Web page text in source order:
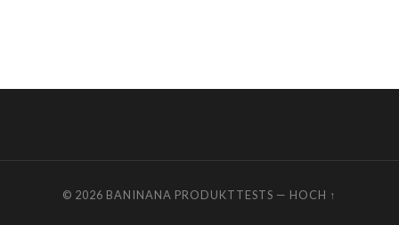
© 2026 BANINANA PRODUKTTESTS — HOCH ↑